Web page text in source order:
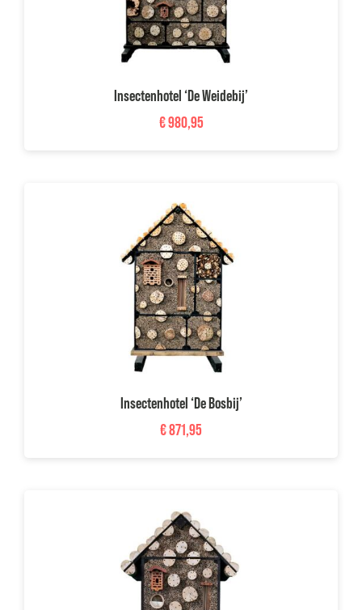
Insectenhotel ‘De Weidebij’
€980,95
Insectenhotel ‘De Bosbij’
€871,95